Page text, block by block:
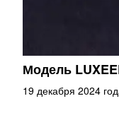
Модель
19 декабря 2024